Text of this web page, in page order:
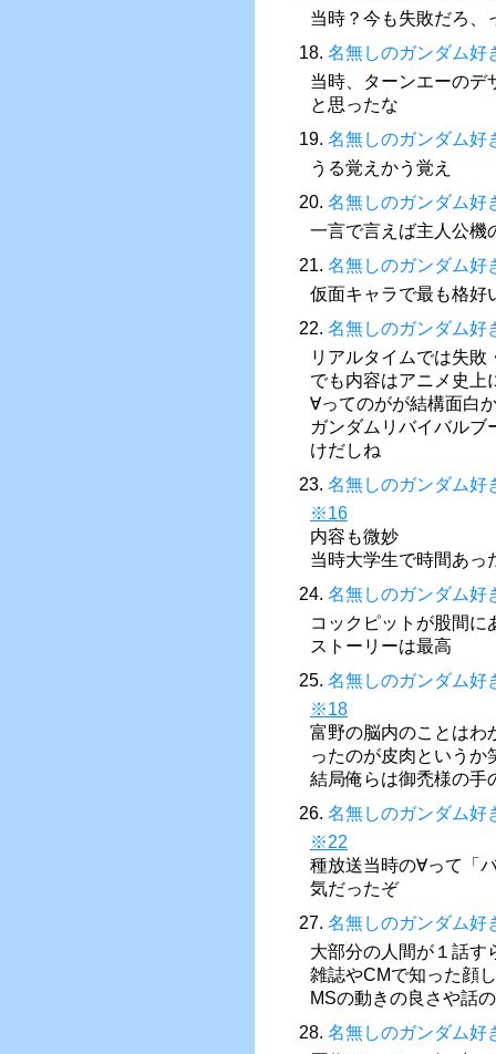
当時？今も失敗だろ、
18. 名無しのガンダム好
当時、ターンエーのデ
と思ったな
19. 名無しのガンダム好
うる覚えかう覚え
20. 名無しのガンダム好
一言で言えば主人公機
21. 名無しのガンダム好
仮面キャラで最も格好
22. 名無しのガンダム好
リアルタイムでは失
でも内容はアニメ史上
∀ってのがが結構面白
ガンダムリバイバルブ
けだしね
23. 名無しのガンダム好
※16
内容も微妙
当時大学生で時間あっ
24. 名無しのガンダム好
コックピットが股間に
ストーリーは最高
25. 名無しのガンダム好
※18
富野の脳内のことはわ
ったのが皮肉というか
結局俺らは御禿様の手
26. 名無しのガンダム好
※22
種放送当時の∀って「
気だったぞ
27. 名無しのガンダム好
大部分の人間が１話す
雑誌やCMで知った顔
MSの動きの良さや話
28. 名無しのガンダム好